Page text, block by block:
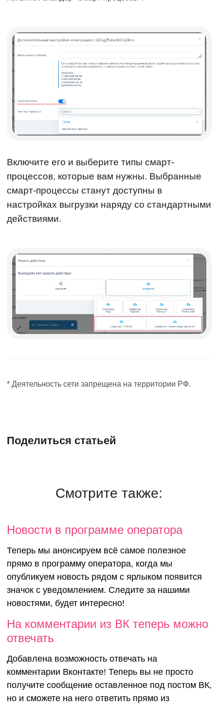
Включите его и выберите типы смарт-
процессов, которые вам нужны. Выбранные
смарт-процессы станут доступны в
настройках выгрузки наряду со стандартными
действиями.
* Деятельность сети запрещена на территории РФ.
Поделиться статьей
Смотрите также:
Новости в
программе
оператора
Новости в программе оператора
Теперь мы анонсируем всё самое полезное
прямо в программу оператора, когда мы
опубликуем новость рядом с ярлыком появится
значок с уведомлением. Следите за нашими
новостями, будет интересно!
На комментарии из ВК теперь можно
отвечать
Добавлена возможность отвечать на
комментарии Вконтакте! Теперь вы не просто
получите сообщение оставленное под постом ВК,
но и сможете на него ответить прямо из